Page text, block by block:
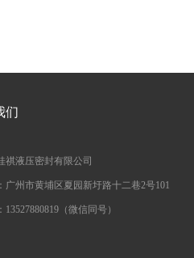
们
祺液压密封有限公司
州市黄埔区夏园新圩路十二巷2号101
（微信同号）